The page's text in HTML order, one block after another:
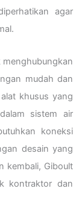
agar
menghubungkan
mudah dan
khusus yang
sistem air
koneksi
desain yang
kembali, Giboult
kontraktor dan